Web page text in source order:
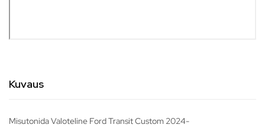
Kuvaus
Misutonida Valoteline Ford Transit Custom 2024-